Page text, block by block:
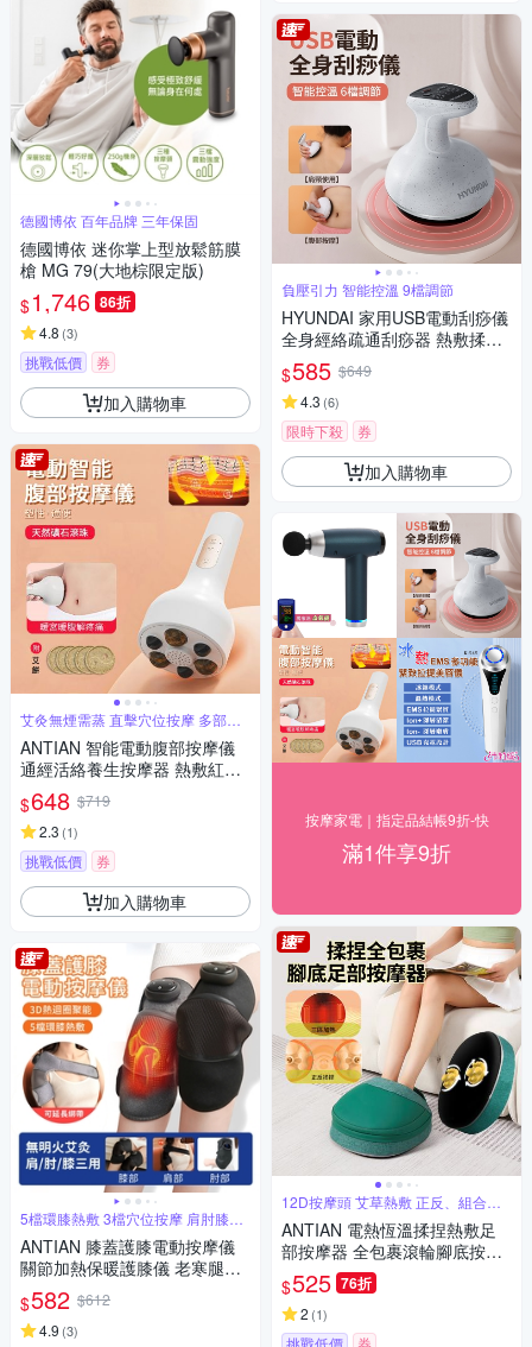
德國博依 百年品牌 三年保固
德國博依 迷你掌上型放鬆筋膜
槍 MG 79(大地棕限定版)
$1,746 86折
4.8 (3)
挑戰低價 券
加入購物車
艾灸無煙需蒸 直擊穴位按摩 多部位
舒緩
ANTIAN 智能電動腹部按摩儀
通經活絡養生按摩器 熱敷紅光
滾磁珠揉腹儀 暖腹暖宮寶-白色
$648 $719
2.3 (1)
挑戰低價 券
加入購物車
5檔環膝熱敷 3檔穴位按摩 肩肘膝多
用途
ANTIAN 膝蓋護膝電動按摩儀
關節加熱保暖護膝儀 老寒腿保
暖發熱器 肩肘膝蓋三用 長輩送
禮 單只
$582 $612
4.9 (3)
負壓引力 智能控溫 9檔調節
HYUNDAI 家用USB電動刮痧儀
全身經絡疏通刮痧器 熱敷揉腹
儀 頸椎肌肉淋巴排毒按摩放鬆
儀（非醫療器材）
$585 $649
4.3 (6)
限時下殺 券
加入購物車
按摩家電｜指定品結帳9折-快
滿1件享9折
12D按摩頭 艾草熱敷 正反、組合按
ANTIAN 電熱恆溫揉捏熱敷足
部按摩器 全包裹滾輪腳底按摩
機 腳踝保暖按摩放鬆器 暖腳器
暖足器
$525 76折
2 (1)